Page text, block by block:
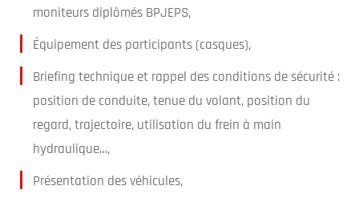
moniteurs diplômés BPJEPS,
Équipement des participants (casques),
Briefing technique et rappel des conditions de sécurité :
position de conduite, tenue du volant, position du
regard, trajectoire, utilisation du frein à main
hydraulique…,
Présentation des véhicules,